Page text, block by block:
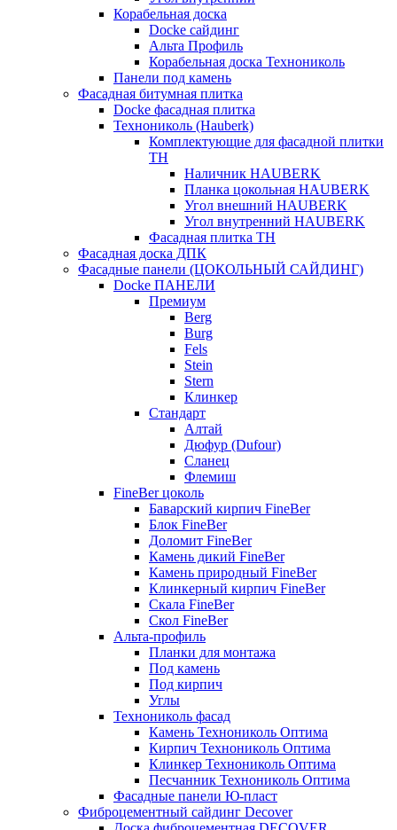
Корабельная доска
Docke сайдинг
Альта Профиль
Корабельная доска Технониколь
Панели под камень
Фасадная битумная плитка
Docke фасадная плитка
Технониколь (Hauberk)
Комплектующие для фасадной плитки
ТН
Наличник HAUBERK
Планка цокольная HAUBERK
Угол внешний HAUBERK
Угол внутренний HAUBERK
Фасадная плитка ТН
Фасадная доска ДПК
Фасадные панели (ЦОКОЛЬНЫЙ САЙДИНГ)
Docke ПАНЕЛИ
Премиум
Berg
Burg
Fels
Stein
Stern
Клинкер
Стандарт
Алтай
Дюфур (Dufour)
Сланец
Флемиш
FineBer цоколь
Баварский кирпич FineBer
Блок FineBer
Доломит FineBer
Камень дикий FineBer
Камень природный FineBer
Клинкерный кирпич FineBer
Скала FineBer
Скол FineBer
Альта-профиль
Планки для монтажа
Под камень
Под кирпич
Углы
Технониколь фасад
Камень Технониколь Оптима
Кирпич Технониколь Оптима
Клинкер Технониколь Оптима
Песчанник Технониколь Оптима
Фасадные панели Ю-пласт
Фиброцементный сайдинг Decover